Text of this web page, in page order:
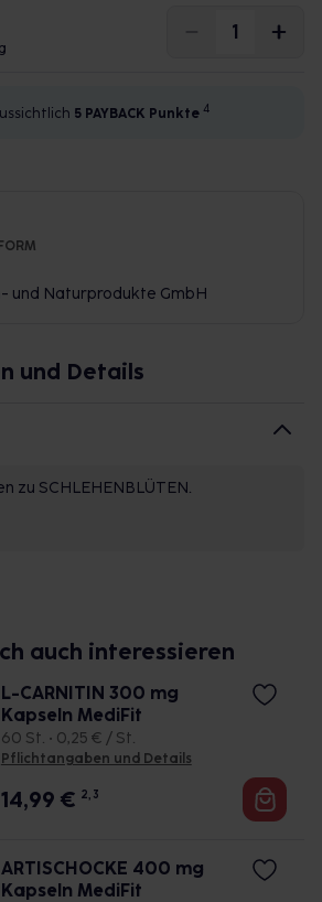
5 PAYBACK Punkte 4
und Naturprodukte GmbH
und Details
zu SCHLEHENBLÜTEN.
auch interessieren
L-CARNITIN 300 mg
Kapseln MediFit
60 St. • 0,25 € / St.
Pflichtangaben und Details
14,99 € 2, 3
ARTISCHOCKE 400 mg
Kapseln MediFit